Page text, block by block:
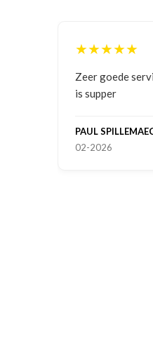
★★★★★
Zeer goede
is supper
PAUL
02-2026